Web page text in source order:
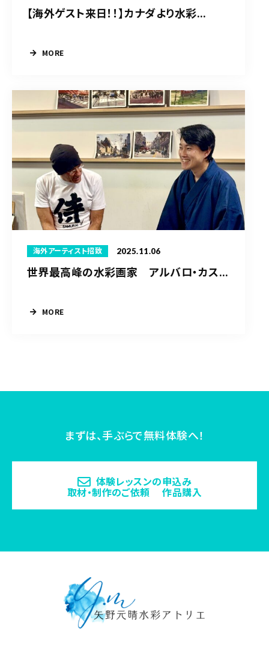
【海外ゲスト来日！！】カナダより水彩...
MORE
海外アーティスト招致 2025.11.06
世界最高峰の水彩画家 アルバロ・カス...
MORE
まずは、手ぶらで無料体験へ！
体験レッスンの申込み
取材・制作のご依頼 作品購入